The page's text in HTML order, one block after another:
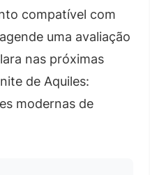
compatível com
uma avaliação
nas próximas
de Aquiles:
modernas de